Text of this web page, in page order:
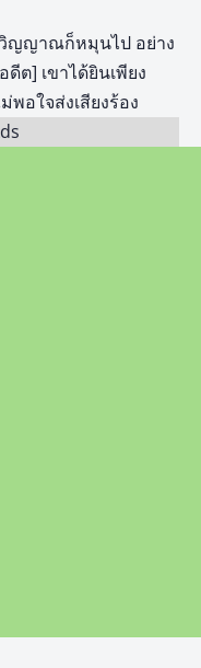
ญญาณก็หมุนไป อย่าง
ต] เขาได้ยินเพียง
พอใจส่งเสียงร้อง